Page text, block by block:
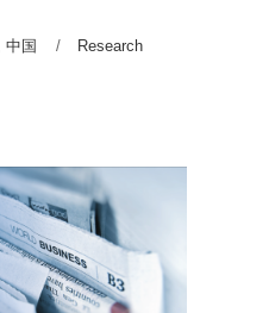
中国 Research